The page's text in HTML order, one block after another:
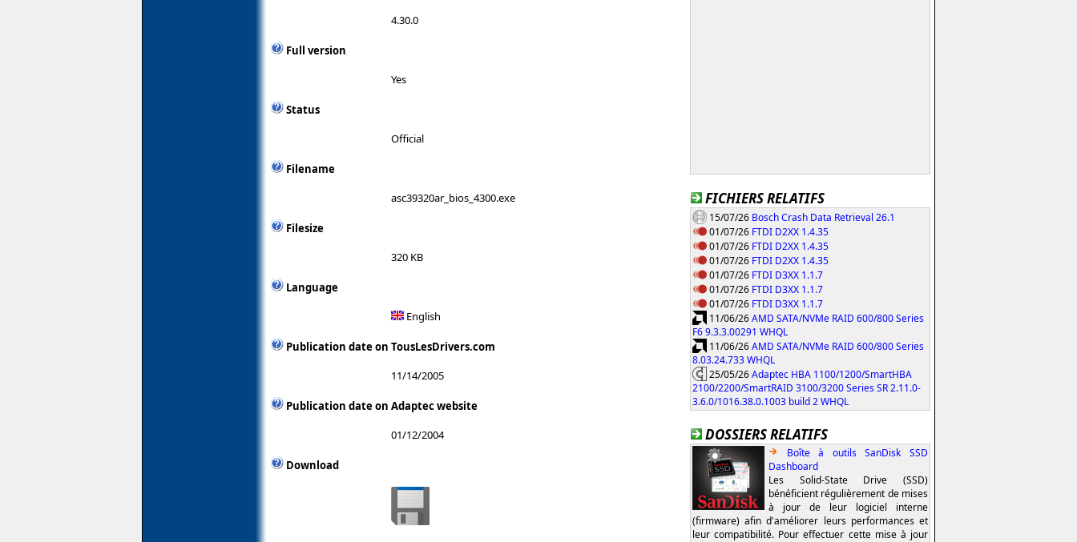
4.30.0
Full version
Yes
Status
Official
Filename
asc39320ar_bios_4300.exe
Filesize
320 KB
Language
English
Publication date on TousLesDrivers.com
11/14/2005
Publication date on Adaptec website
01/12/2004
Download
FICHIERS RELATIFS
15/07/26 Bosch Crash Data Retrieval 26.1
01/07/26 FTDI D2XX 1.4.35
01/07/26 FTDI D2XX 1.4.35
01/07/26 FTDI D2XX 1.4.35
01/07/26 FTDI D3XX 1.1.7
01/07/26 FTDI D3XX 1.1.7
01/07/26 FTDI D3XX 1.1.7
11/06/26AMD SATA/NVMe RAID 600/800 Series
F6 9.3.3.00291 WHQL
11/06/26AMD SATA/NVMe RAID 600/800 Series
8.03.24.733 WHQL
25/05/26Adaptec HBA 1100/1200/SmartHBA
2100/2200/SmartRAID 3100/3200 Series SR 2.11.0-
3.6.0/1016.38.0.1003 build 2 WHQL
DOSSIERS RELATIFS
Boîte à outils SanDisk SSD
Dashboard
Les Solid-State Drive (SSD)
bénéficient régulièrement de mises
à jour de leur logiciel interne
(firmware) afin d'améliorer leurs performances et
leur compatibilité. Pour effectuer cette mise à jour